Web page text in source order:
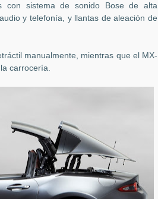
con sistema de sonido Bose de alta
y telefonía, y llantas de aleación de
manualmente, mientras que el MX-
carrocería.